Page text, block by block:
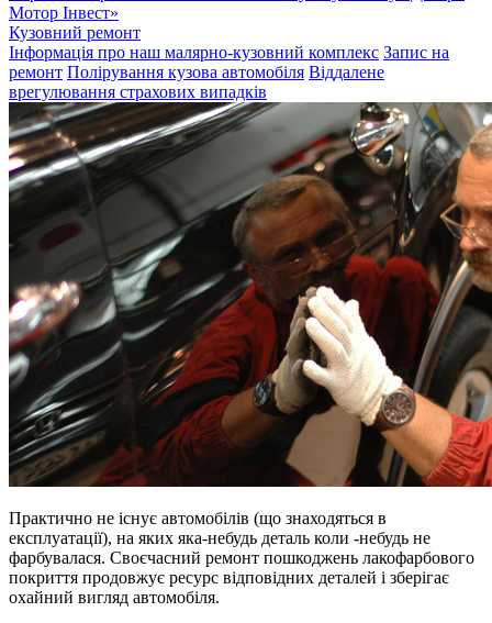
Мотор Інвест»
Кузовний ремонт
Інформація про наш малярно-кузовний комплекс Запис на
ремонт Полірування кузова автомобіля Віддалене
врегулювання страхових випадків
Практично не існує автомобілів (що знаходяться в
експлуатації), на яких яка-небудь деталь коли -небудь не
фарбувалася. Своєчасний ремонт пошкоджень лакофарбового
покриття продовжує ресурс відповідних деталей і зберігає
охайний вигляд автомобіля.